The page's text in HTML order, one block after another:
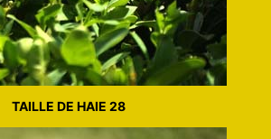
TAILLE DE HAIE 28